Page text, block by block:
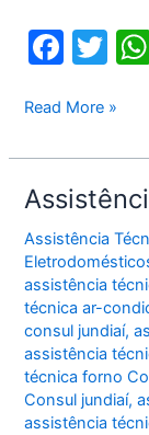
F
c
e
b
o
o
k
T
itt
er
Assistência
side
by
side
Jundiaí
Read More »
Assistência
assistência
técnica ar-
consul jundiaí,
assistência
técnica forno
Consul jundiaí,
assistência